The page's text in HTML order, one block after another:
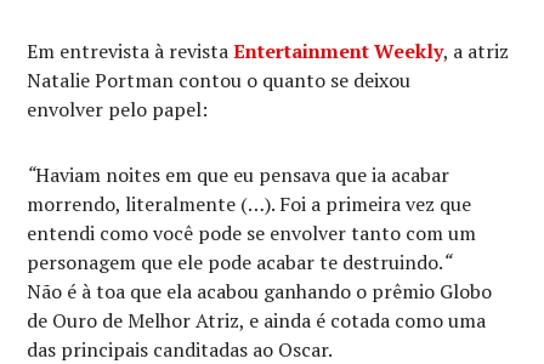
Em entrevista à revistaEntertainment Weekly, a atriz
Natalie Portman contou o quanto se deixou
envolver pelo papel:
“Haviam noites em que eu pensava que ia acabar
morrendo, literalmente (…). Foi a primeira vez que
entendi como você pode se envolver tanto com um
personagem que ele pode acabar te destruindo.“
Não é à toa que ela acabou ganhando o prêmio Globo
de Ouro de Melhor Atriz, e ainda é cotada como uma
das principais canditadas ao Oscar.